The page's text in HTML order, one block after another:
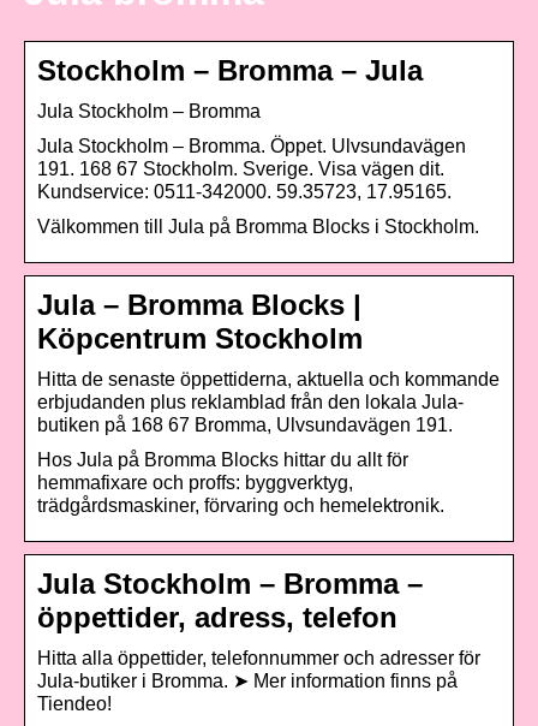
Stockholm – Bromma – Jula
Jula Stockholm – Bromma
Jula Stockholm – Bromma. Öppet. Ulvsundavägen
191. 168 67 Stockholm. Sverige. Visa vägen dit.
Kundservice: 0511-342000. 59.35723, 17.95165.
Välkommen till Jula på Bromma Blocks i Stockholm.
Jula – Bromma Blocks |
Köpcentrum Stockholm
Hitta de senaste öppettiderna, aktuella och kommande
erbjudanden plus reklamblad från den lokala Jula-
butiken på 168 67 Bromma, Ulvsundavägen 191.
Hos Jula på Bromma Blocks hittar du allt för
hemmafixare och proffs: byggverktyg,
trädgårdsmaskiner, förvaring och hemelektronik.
Jula Stockholm – Bromma –
öppettider, adress, telefon
Hitta alla öppettider, telefonnummer och adresser för
Jula-butiker i Bromma. ➤ Mer information finns på
Tiendeo!